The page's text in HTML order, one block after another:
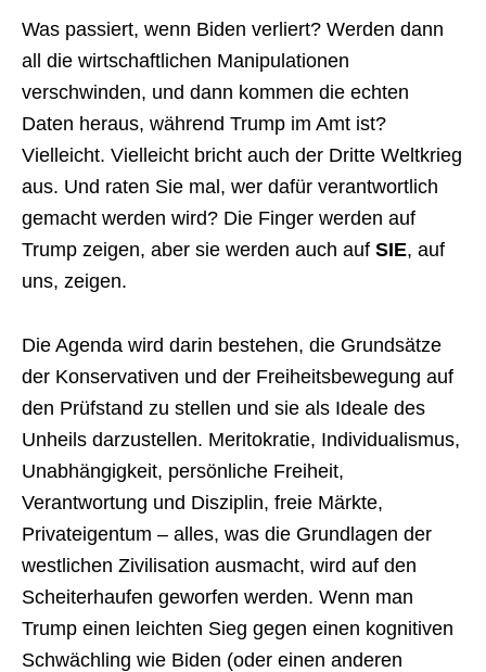
Was passiert, wenn Biden verliert? Werden dann
all die wirtschaftlichen Manipulationen
verschwinden, und dann kommen die echten
Daten heraus, während Trump im Amt ist?
Vielleicht. Vielleicht bricht auch der Dritte Weltkrieg
aus. Und raten Sie mal, wer dafür verantwortlich
gemacht werden wird? Die Finger werden auf
Trump zeigen, aber sie werden auch auf SIE, auf
uns, zeigen.
Die Agenda wird darin bestehen, die Grundsätze
der Konservativen und der Freiheitsbewegung auf
den Prüfstand zu stellen und sie als Ideale des
Unheils darzustellen. Meritokratie, Individualismus,
Unabhängigkeit, persönliche Freiheit,
Verantwortung und Disziplin, freie Märkte,
Privateigentum – alles, was die Grundlagen der
westlichen Zivilisation ausmacht, wird auf den
Scheiterhaufen geworfen werden. Wenn man
Trump einen leichten Sieg gegen einen kognitiven
Schwächling wie Biden (oder einen anderen